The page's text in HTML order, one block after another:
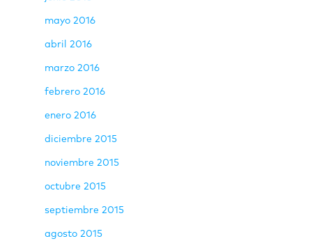
mayo 2016
abril 2016
marzo 2016
febrero 2016
enero 2016
diciembre 2015
noviembre 2015
octubre 2015
septiembre 2015
agosto 2015